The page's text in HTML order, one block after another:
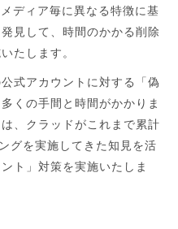
ディア毎に異なる特徴に基
見して、時間のかかる削除
たします。
式アカウントに対する「偽
くの手間と時間がかかりま
、クラッドがこれまで累計
グを実施してきた知見を活
ト」対策を実施いたしま